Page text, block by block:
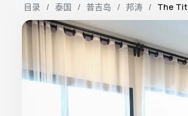
目录 泰国 普吉岛 邦涛 The